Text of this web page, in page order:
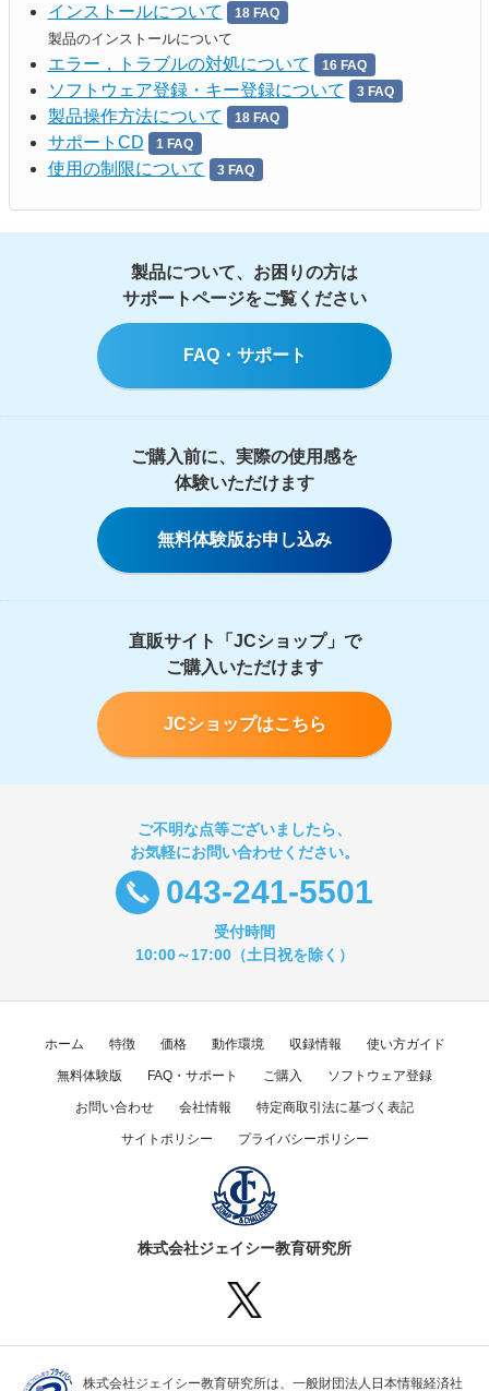
インストールについて 18 FAQ
製品のインストールについて
エラー，トラブルの対処について 16 FAQ
ソフトウェア登録・キー登録について 3 FAQ
製品操作方法について 18 FAQ
サポートCD 1 FAQ
使用の制限について 3 FAQ
製品について、お困りの方は
サポートページをご覧ください
FAQ・サポート
ご購入前に、実際の使用感を
体験いただけます
無料体験版お申し込み
直販サイト「JCショップ」で
ご購入いただけます
JCショップはこちら
ご不明な点等ございましたら、
お気軽にお問い合わせください。
043-241-5501
受付時間
10:00～17:00（土日祝を除く）
ホーム 特徴 価格 動作環境 収録情報 使い方ガイド
無料体験版 FAQ・サポート ご購入 ソフトウェア登録
お問い合わせ 会社情報 特定商取引法に基づく表記
サイトポリシー プライバシーポリシー
株式会社ジェイシー教育研究所
株式会社ジェイシー教育研究所は、一般財団法人日本情報経済社